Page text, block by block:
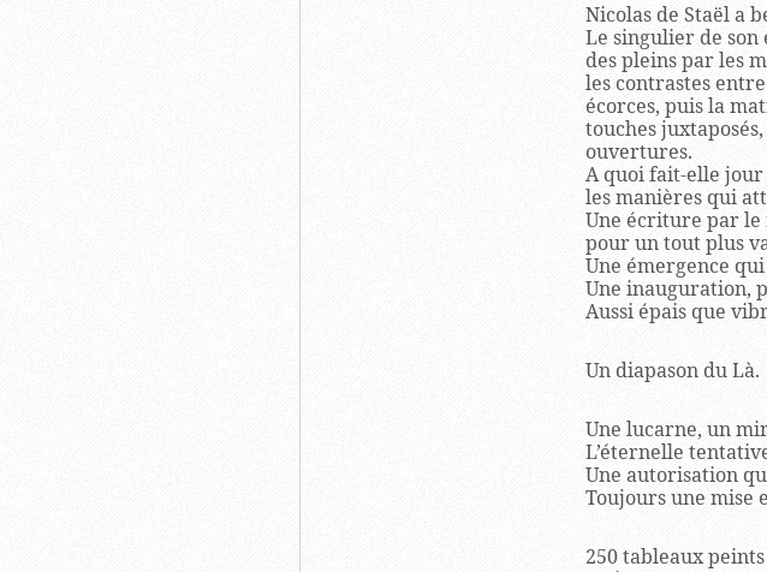
Nicolas de Staël a
Le singulier de
des pleins par les
les contrastes
écorces, puis la
touches
ouvertures.
A quoi fait-elle jour
les manières qui
Une écriture par
pour un tout plus
Une émergence
Une inauguration,
Aussi épais que
Un diapason du Là.
Une lucarne, un
L’éternelle
Une autorisation
Toujours une mise
250 tableaux